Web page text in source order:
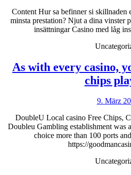
Content Hur sa befinner si skillnaden
minsta prestation? Njut a dina vinster
insättningar Casino med låg
As with every casino,
chips
9. März
DoubleU Local casino Free Chips,
Doubleu Gambling establishment was
choice more than 100 ports
https://